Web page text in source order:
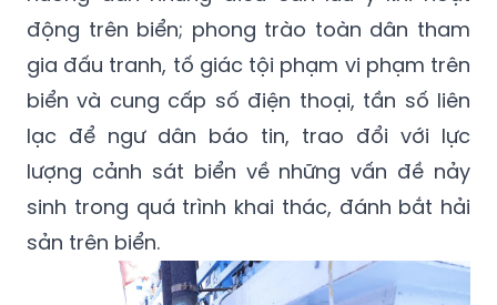
động trên biển; phong trào toàn dân tham
gia đấu tranh, tố giác tội phạm vi phạm trên
biển và cung cấp số điện thoại, tần số liên
lạc để ngư dân báo tin, trao đổi với lực
lượng cảnh sát biển về những vấn đề nảy
sinh trong quá trình khai thác, đánh bắt hải
sản trên biển.